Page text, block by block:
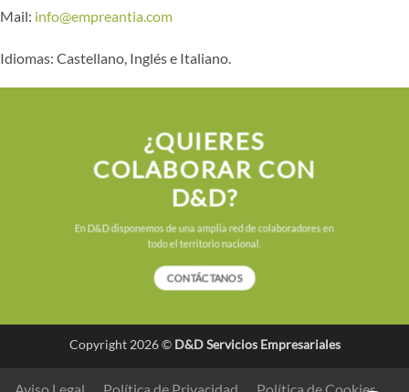
Mail: info@empreantia.com
Idiomas: Castellano, Inglés e Italiano.
¿QUIERES
COLABORAR CON
D&D?
En D&D disponemos de una amplia red de colaboradores en
todo el territorio nacional.
CONTÁCTANOS
Copyright 2026 © D&D Servicios Empresariales